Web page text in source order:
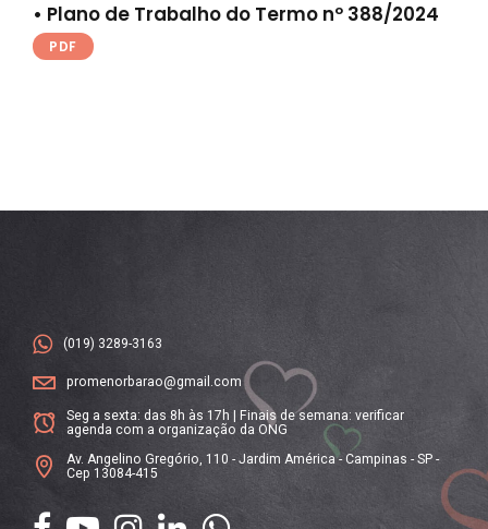
• Plano de Trabalho do Termo nº 388/2024
PDF
(019) 3289-3163
promenorbarao@gmail.com
Seg a sexta: das 8h às 17h | Finais de semana: verificar
agenda com a organização da ONG
Av. Angelino Gregório, 110 - Jardim América - Campinas - SP -
Cep 13084-415